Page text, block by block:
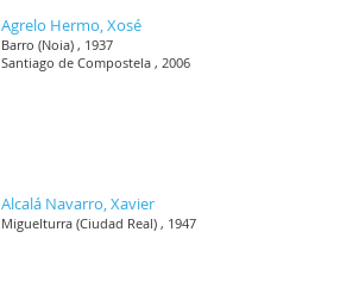
Agrelo Hermo, Xosé
Barro (Noia) , 1937
Santiago de Compostela , 2006
Alcalá Navarro, Xavier
Miguelturra (Ciudad Real) , 1947